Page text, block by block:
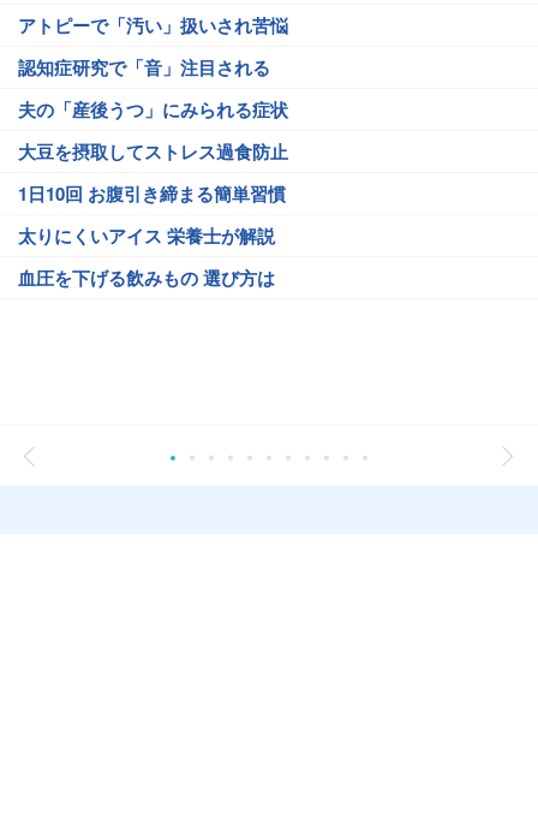
アトピーで「汚い」扱いされ苦悩
認知症研究で「音」注目される
夫の「産後うつ」にみられる症状
大豆を摂取してストレス過食防止
1日10回 お腹引き締まる簡単習慣
太りにくいアイス 栄養士が解説
血圧を下げる飲みもの 選び方は